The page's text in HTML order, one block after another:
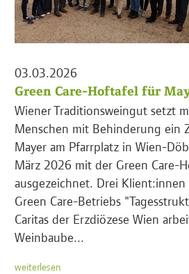
03.03.2026
Green Care-Hoftafel für
Wiener Traditionsweingut setzt
Menschen mit Behinderung ein
Mayer am Pfarrplatz in Wien-
März 2026 mit der Green Care-
ausgezeichnet. Drei
Green Care-Betriebs
Caritas der Erzdiözese Wien
Weinbaube...
weiterlesen